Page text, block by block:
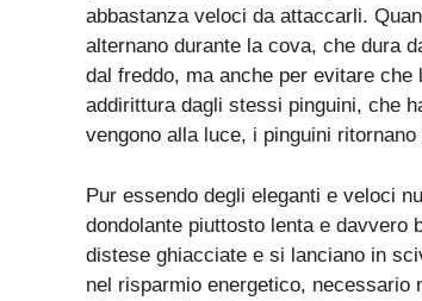
abbastanza veloci da attaccarli.
alternano durante la cova, che dura
dal freddo, ma anche per evitare
addirittura dagli stessi pinguini, che
vengono alla luce, i pinguini
Pur essendo degli eleganti e veloci
dondolante piuttosto lenta e davvero
distese ghiacciate e si lanciano in
nel risparmio energetico,